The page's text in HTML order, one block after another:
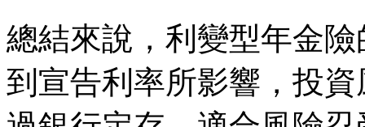
總結來說，利變型年金
到宣告利率所影響，投